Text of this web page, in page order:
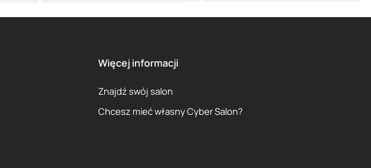
Więcej informacji
Znajdź swój salon
Chcesz mieć własny Cyber Salon?